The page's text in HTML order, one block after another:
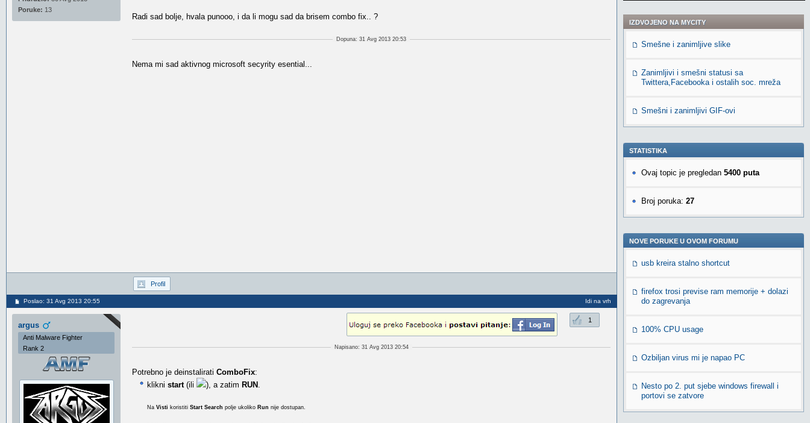
Poruke: 13
Radi sad bolje, hvala punooo, i da li mogu sad da brisem combo fix.. ?
Dopuna: 31 Avg 2013 20:53
Nema mi sad aktivnog microsoft secyrity esential...
Profil
Poslao: 31 Avg 2013 20:55 Idi na vrh
argus
Anti Malware Fighter
Rank 2
1
Napisano: 31 Avg 2013 20:54
Potrebno je deinstalirati ComboFix:
klikni start(ili ), a zatim RUN .
Na Visti koristiti Start Search polje ukoliko Run nije dostupan.
IZDVOJENO NA MYCITY
Smešne i zanimljive slike
Zanimljivi i smešni statusi sa
Twittera,Facebooka i ostalih soc. mreža
Smešni i zanimljivi GIF-ovi
STATISTIKA
Ovaj topic je pregledan 5400 puta
Broj poruka: 27
NOVE PORUKE U OVOM FORUMU
usb kreira stalno shortcut
firefox trosi previse ram memorije + dolazi
do zagrevanja
100% CPU usage
Ozbiljan virus mi je napao PC
Nesto po 2. put sjebe windows firewall i
portovi se zatvore